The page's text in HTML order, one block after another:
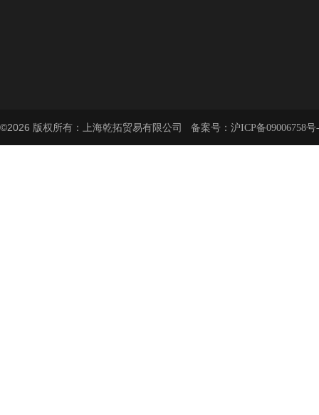
©2026 版权所有：上海乾拓贸易有限公司 备案号： 沪ICP备09006758号